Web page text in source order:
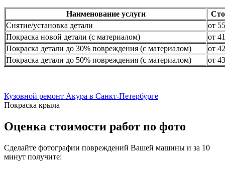
Наименование услуги
Снятие/установка детали
от
Покраска новой детали (с материалом)
от
Покраска детали до 30% повреждения (с материалом)
от
Покраска детали до 50% повреждения (с материалом)
от
Кузовной ремонт Акура в Санкт-Петербурге
Покраска крыла
Оценка стоимости работ по фото
Сделайте фотографии повреждений Вашей машины и за 10
минут получите: